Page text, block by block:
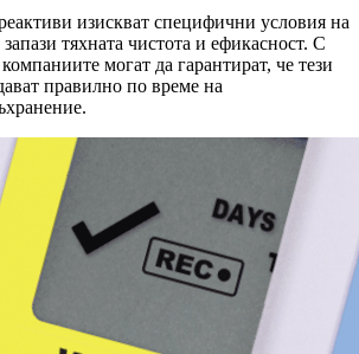
изискват специфични условия на
тяхната чистота и ефикасност. С
могат да гарантират, че тези
правилно по време на